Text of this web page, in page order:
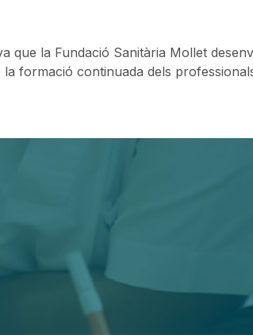
que la Fundació Sanitària Mollet
formació continuada dels